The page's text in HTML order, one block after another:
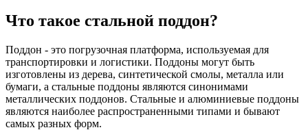
Что такое стальной поддон?
Поддон - это погрузочная платформа, используемая для
транспортировки и логистики. Поддоны могут быть
изготовлены из дерева, синтетической смолы, металла или
бумаги, а стальные поддоны являются синонимами
металлических поддонов. Стальные и алюминиевые поддоны
являются наиболее распространенными типами и бывают
самых разных форм.